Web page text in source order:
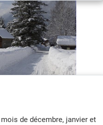
des épisodes de
de novembre, jusqu’en
de mai.
de décembre, janvier et